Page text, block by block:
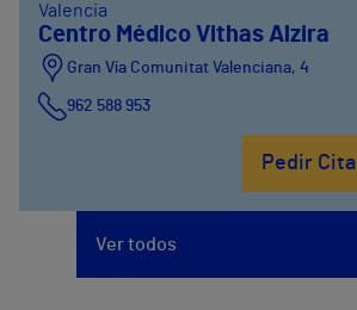
Valencia
Centro Médico Vithas Alzira
Gran Vía Comunitat Valenciana, 4
962 588 953
Pedir Cita
Ver todos